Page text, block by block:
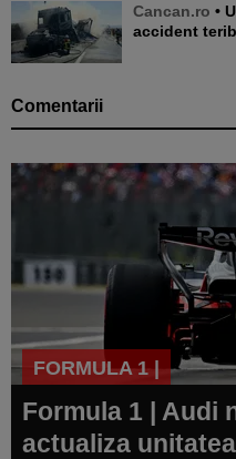
Cancan.ro • ULTIMA ORĂ! A murit într-un
accident
Comentarii
FORMULA 1 |
Formula 1 | Audi
actualiza